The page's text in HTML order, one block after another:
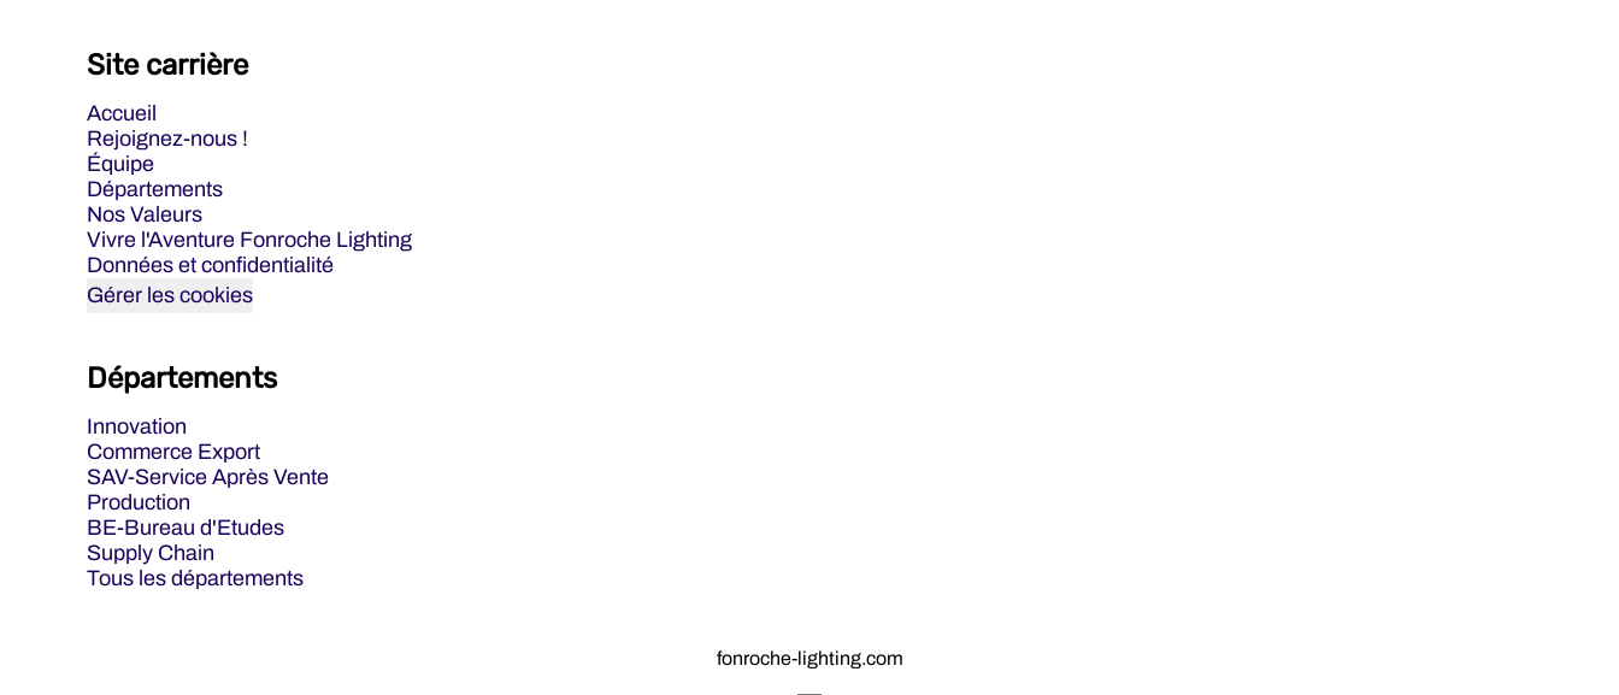
Site carrière
Accueil
Rejoignez-nous !
Équipe
Départements
Nos Valeurs
Vivre l'Aventure Fonroche Lighting
Données et confidentialité
Gérer les cookies
Départements
Innovation
Commerce Export
SAV-Service Après Vente
Production
BE-Bureau d'Etudes
Supply Chain
Tous les départements
fonroche-lighting.com